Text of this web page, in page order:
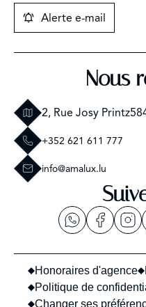
Alerte e-mail
Nous
2, Rue Josy Printz
+352 621 611 777
info@amalux.lu
Honoraires d'agence
Politique de
Changer ses